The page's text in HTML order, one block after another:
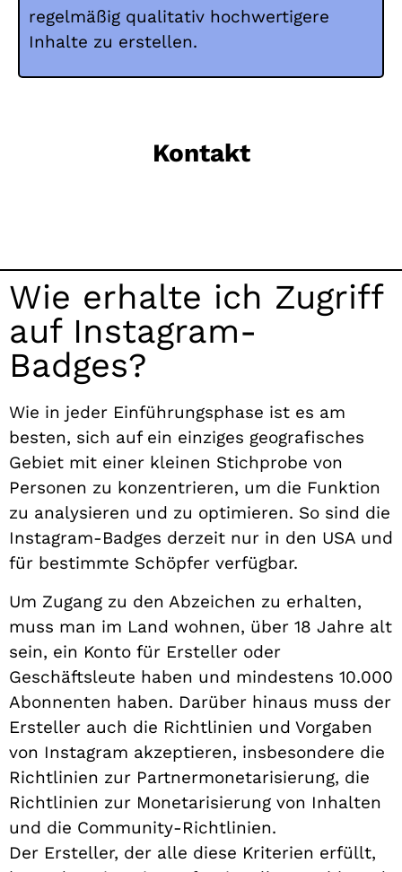
regelmäßig qualitativ hochwertigere
Inhalte zu erstellen.
Kontakt
Wie erhalte ich Zugriff
auf Instagram-
Badges?
Wie in jeder Einführungsphase ist es am
besten, sich auf ein einziges geografisches
Gebiet mit einer kleinen Stichprobe von
Personen zu konzentrieren, um die Funktion
zu analysieren und zu optimieren. So sind die
Instagram-Badges derzeit nur in den USA und
für bestimmte Schöpfer verfügbar.
Um Zugang zu den Abzeichen zu erhalten,
muss man im Land wohnen, über 18 Jahre alt
sein, ein Konto für Ersteller oder
Geschäftsleute haben und mindestens 10.000
Abonnenten haben. Darüber hinaus muss der
Ersteller auch die Richtlinien und Vorgaben
von Instagram akzeptieren, insbesondere die
Richtlinien zur Partnermonetarisierung, die
Richtlinien zur Monetarisierung von Inhalten
und die Community-Richtlinien.
Der Ersteller, der alle diese Kriterien erfüllt,